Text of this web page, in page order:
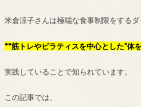
米倉涼子さんは極端な食事制限をするダ
**筋トレやピラティスを中心とした“体
実践していることで知られています。
この記事では、